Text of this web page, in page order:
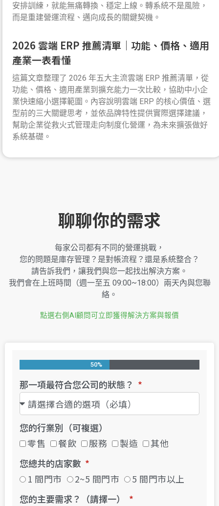
安排訓練，就能無痛轉換、穩定上線。轉系統不是風險，
而是重建營運流程、邁向成長的關鍵契機。
2026 雲端 ERP 推薦清單｜功能、價格、適用
產業一表看懂
這篇文章整理了 2026 年五大主流雲端 ERP 推薦清單，從
功能、價格、適用產業到擴充能力一次比較，協助中小企
業快速縮小選擇範圍。內容說明雲端 ERP 的核心價值、選
型前的三大關鍵思考，並依品牌特性提供實際選擇建議，
幫助企業從救火式管理走向制度化營運，為未來擴張做好
系統基礎。
聊聊你的需求
每家公司都有不同的營運挑戰，
您的問題是庫存管理？是對帳流程？還是系統整合？
請告訴我們，讓我們與您一起找出解決方案。
我們會在上班時間（週一至五 09:00~18:00）兩天內與您聯
絡。
點選右側AI顧問可立即獲得解決方案與報價
50%
那一項最符合您公司的狀態？
您的行業別（可複選）
零售
餐飲 服務 製造
其他
您總共的店家數
1 間門市
2~5 間門市
5 間門市以上
您的主要需求？（請擇一）